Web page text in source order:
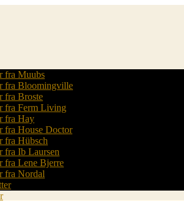
fra Muubs
fra Bloomingville
fra Broste
fra Ferm Living
fra Hay
fra House Doctor
fra Hübsch
fra Ib Laursen
fra Lene Bjerre
fra Nordal